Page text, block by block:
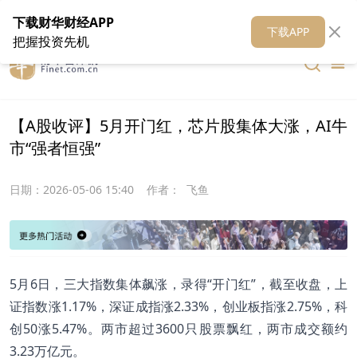
在线客服 关于我们 财华媒体矩阵 财华智库
【A股收评】5月开门红，芯片股集体大涨，AI牛
市“强者恒强”
日期： 2026-05-06 15:40 作者： 飞鱼
5月6日，三大指数集体飙涨，录得“开门红”，截至收盘，上
证指数涨1.17%，深证成指涨2.33%，创业板指涨2.75%，科
创50涨5.47%。两市超过3600只股票飘红，两市成交额约
3.23万亿元。
下载财华财经APP
把握投资先机
下载APP